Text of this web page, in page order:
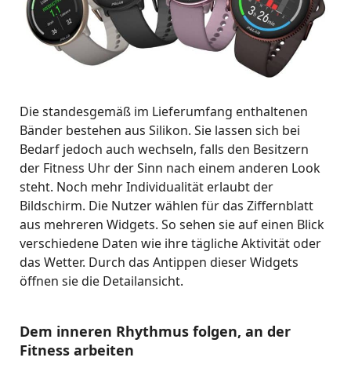
Die standesgemäß im Lieferumfang enthaltenen
Bänder bestehen aus Silikon. Sie lassen sich bei
Bedarf jedoch auch wechseln, falls den Besitzern
der Fitness Uhr der Sinn nach einem anderen Look
steht. Noch mehr Individualität erlaubt der
Bildschirm. Die Nutzer wählen für das Ziffernblatt
aus mehreren Widgets. So sehen sie auf einen Blick
verschiedene Daten wie ihre tägliche Aktivität oder
das Wetter. Durch das Antippen dieser Widgets
öffnen sie die Detailansicht.
Dem inneren Rhythmus folgen, an der
Fitness arbeiten